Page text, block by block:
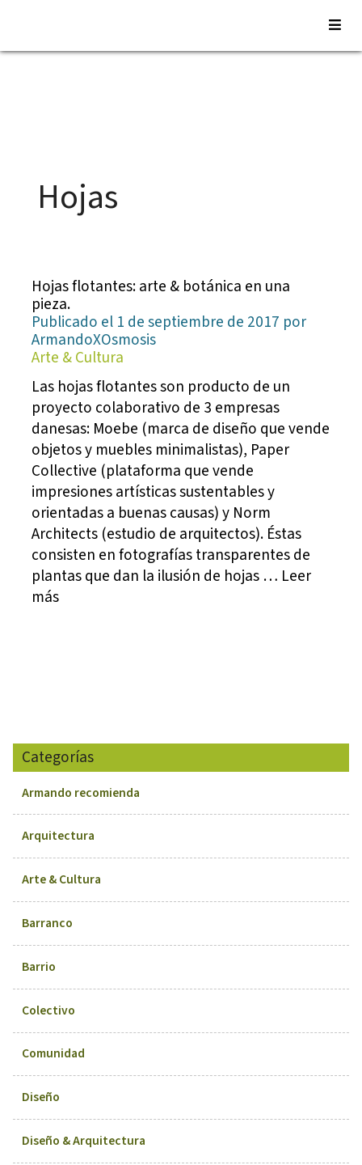
Saltar
Hojas
Hojas flotantes: arte & botánica en una
pieza.
Publicado el 1 de septiembre de 2017 por
ArmandoXOsmosis
Arte & Cultura
Las hojas flotantes son producto de un
proyecto colaborativo de 3 empresas
danesas: Moebe (marca de diseño que vende
objetos y muebles minimalistas), Paper
Collective (plataforma que vende
impresiones artísticas sustentables y
orientadas a buenas causas) y Norm
Architects (estudio de arquitectos). Éstas
consisten en fotografías transparentes de
plantas que dan la ilusión de hojas … Leer
más
Categorías
Armando recomienda
Arquitectura
Arte & Cultura
Barranco
Barrio
Colectivo
Comunidad
Diseño
Diseño & Arquitectura